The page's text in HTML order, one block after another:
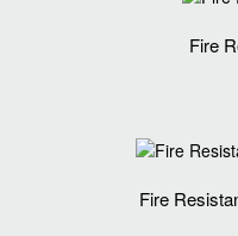
Fire
Fire